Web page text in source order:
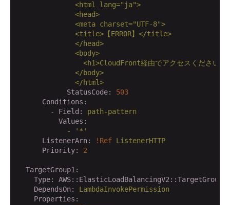
              <html lang="ja">
              <head>
              <meta charset="UTF-8">
              <title>【ERROR】</title>
              </head>
              <body>
<h1>CloudFront経由でアクセスください</
              </body>
              </html>
            StatusCode:
503
      Conditions:
        - Field:
path-pattern
          Values:
            -
'*'
      ListenerArn:
!Ref ListenerHTTP
      Priority:
2
  TargetGroup1:
    Type:
AWS::ElasticLoadBalancingV2::TargetGroup
    DependsOn:
LambdaInvokePermission
    Properties: